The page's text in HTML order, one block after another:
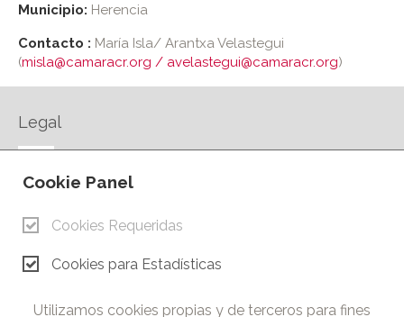
Municipio: Herencia
Contacto : María Isla/ Arantxa Velastegui
(misla@camaracr.org / avelastegui@camaracr.org)
Legal
AVISO LEGAL
CONTACTO
Cámara de Comercio e Industria de Ciudad Real. Todos los
Cookie Panel
Cookies Requeridas
Cookies para Estadísticas
Utilizamos cookies propias y de terceros para fines